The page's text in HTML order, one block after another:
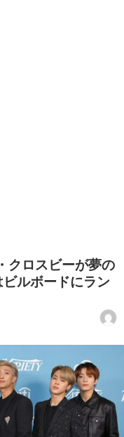
クロスビーが夢の
ルボードにラン